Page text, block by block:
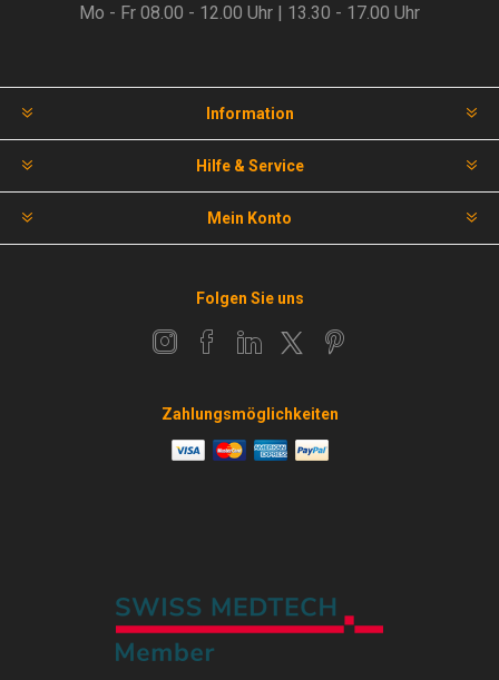
Mo - Fr 08.00 - 12.00 Uhr | 13.30 - 17.00 Uhr
Information
Hilfe & Service
Mein Konto
Folgen Sie uns
Zahlungsmöglichkeiten